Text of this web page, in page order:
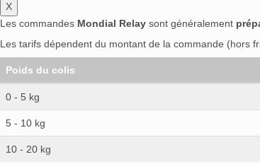
X
Les commandes Mondial Relay sont généralement
Les tarifs dépendent du montant de la commande (hors
Poids du colis
0 - 5 kg
5 - 10 kg
10 - 20 kg